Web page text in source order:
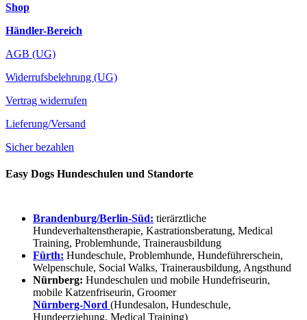
Shop
Händler-Bereich
AGB (UG)
Widerrufsbelehrung (UG)
Vertrag widerrufen
Lieferung/Versand
Sicher bezahlen
Easy Dogs Hundeschulen und Standorte
Brandenburg/Berlin-Süd: tierärztliche
Hundeverhaltenstherapie, Kastrationsberatung, Medical
Training, Problemhunde, Trainerausbildung
Fürth: Hundeschule, Problemhunde, Hundeführerschein,
Welpenschule, Social Walks, Trainerausbildung, Angsthund
Nürnberg: Hundeschulen und mobile Hundefriseurin,
mobile Katzenfriseurin, Groomer
Nürnberg-Nord (Hundesalon, Hundeschule,
Hundeerziehung, Medical Training)